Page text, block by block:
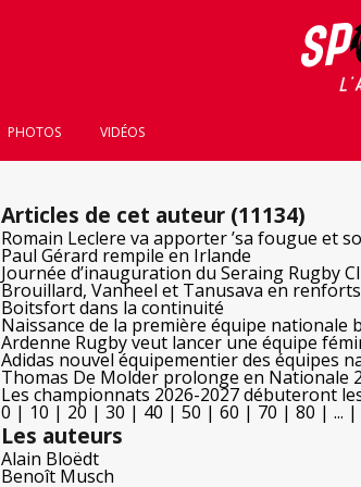
PHOTOS VIDÉOS
Articles de cet auteur (11134)
Romain Leclere va apporter ’sa fougue et
Paul Gérard rempile en Irlande
Journée d’inauguration du Seraing Rugby
Brouillard, Vanheel et Tanusava en
Boitsfort dans la continuité
Naissance de la première équipe nationale
Ardenne Rugby veut lancer une équipe
Adidas nouvel équipementier des équipes
Thomas De Molder prolonge en Nationale 2
Les championnats 2026-2027 débuteront
0 | 10 | 20 | 30 | 40 | 50 | 60 | 70 | 80 | ... |
Les auteurs
Alain Bloëdt
Benoît Musch